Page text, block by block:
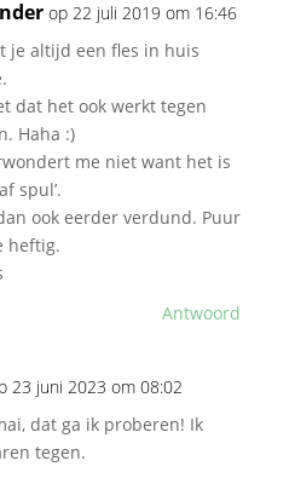
op 22 juli 2019 om 16:46
je altijd een fles in huis
dat het ook werkt tegen
Haha :)
me niet want het is
spul’.
ook eerder verdund. Puur
heftig.
Antwoord
23 juni 2023 om 08:02
dat ga ik proberen! Ik
tegen.